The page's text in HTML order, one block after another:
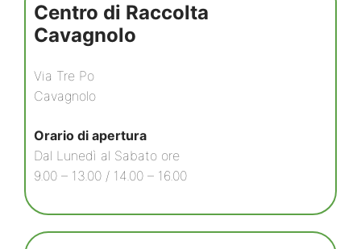
Centro di Raccolta
Cavagnolo
Via Tre Po
Cavagnolo
Orario di apertura
Dal Lunedì al Sabato ore
9.00 – 13.00 / 14.00 – 16.00